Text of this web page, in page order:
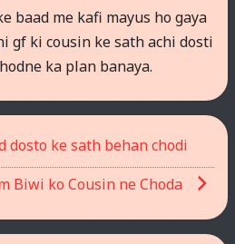
baad me kafi mayus ho gaya
gf ki cousin ke sath achi dosti
ka plan banaya.
dosto ke sath behan chodi
Biwi ko Cousin ne Choda